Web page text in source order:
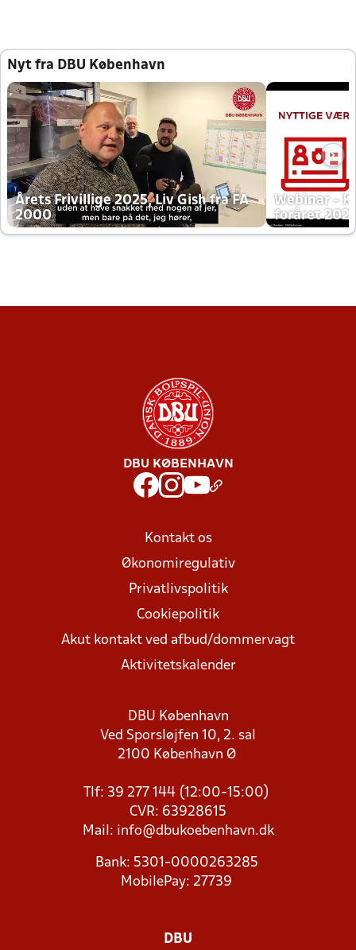
Nyt fra DBU København
Årets Frivillige 2025, Liv Gish fra FA
2000
Webinar -
foråret
DBU KØBENHAVN
Kontakt os
Økonomiregulativ
Privatlivspolitik
Cookiepolitik
Akut kontakt ved afbud/dommervagt
Aktivitetskalender
DBU København
Ved Sporsløjfen 10, 2. sal
2100 København Ø
Tlf: 39 277 144 (12:00-15:00)
CVR: 63928615
Mail: info@dbukoebenhavn.dk
Bank: 5301-0000263285
MobilePay: 27739
DBU